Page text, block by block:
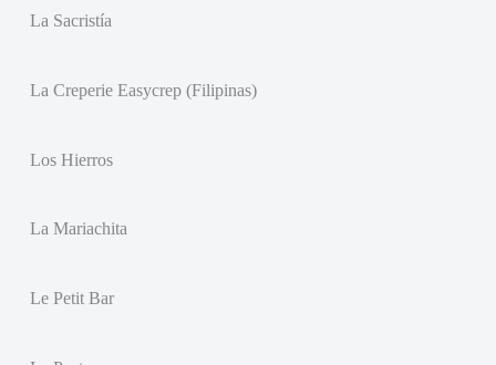
La Sacristía
La Creperie Easycrep (Filipinas)
Los Hierros
La Mariachita
Le Petit Bar